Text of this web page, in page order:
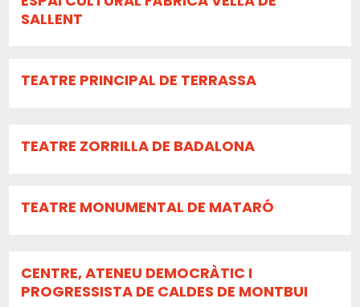
SALLENT
TEATRE PRINCIPAL DE TERRASSA
TEATRE ZORRILLA DE BADALONA
TEATRE MONUMENTAL DE MATARÓ
CENTRE, ATENEU DEMOCRÀTIC I
PROGRESSISTA DE CALDES DE MONTBUI